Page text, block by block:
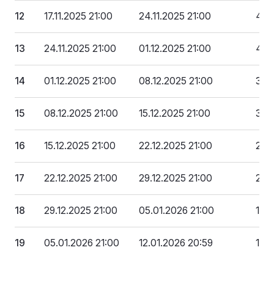
12 17.11.2025 21:00 24.11.2025 21:00
13 24.11.2025 21:00 01.12.2025 21:00
14 01.12.2025 21:00 08.12.2025 21:00
15 08.12.2025 21:00 15.12.2025 21:00
16 15.12.2025 21:00 22.12.2025 21:00
17 22.12.2025 21:00 29.12.2025 21:00
18 29.12.2025 21:00 05.01.2026 21:00 151
19 05.01.2026 21:00 12.01.2026 20:59 101